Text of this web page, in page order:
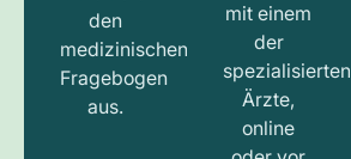
den
medizinischen
Fragebogen
aus.
mit einem
der
spezialisierten
Ärzte,
online